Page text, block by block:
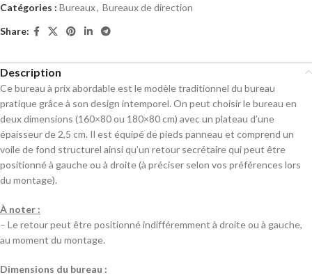
Catégories : Bureaux, Bureaux de direction
Share:
Description
Ce bureau à prix abordable est le modèle traditionnel du bureau
pratique grâce à son design intemporel. On peut choisir le bureau en
deux dimensions (160×80 ou 180×80 cm) avec un plateau d’une
épaisseur de 2,5 cm. Il est équipé de pieds panneau et comprend un
voile de fond structurel ainsi qu’un retour secrétaire qui peut être
positionné à gauche ou à droite (à préciser selon vos préférences lors
du montage).
À noter :
– Le retour peut être positionné indifféremment à droite ou à gauche,
au moment du montage.
Dimensions du bureau :